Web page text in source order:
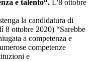
e talento“. L'8 ottobre
la candidatura di
8 ottobre 2020) “Sarebbe
a competenza e
competenze
e